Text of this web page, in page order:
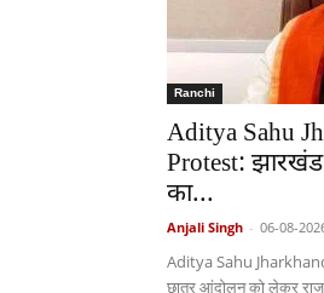
Ranchi
Aditya Sahu
Protest:
का...
Anjali Singh - 06-08-
Aditya Sahu
छात्र आंदोलन को लेकर